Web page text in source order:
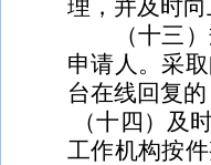
理，并及时向
（十三）规
申请人。采
台在线回复
（十四）及
工作机构按